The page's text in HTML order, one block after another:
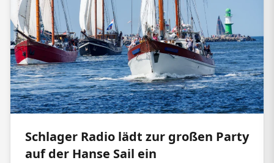
Schlager Radio lädt zur großen Party
auf der Hanse Sail ein